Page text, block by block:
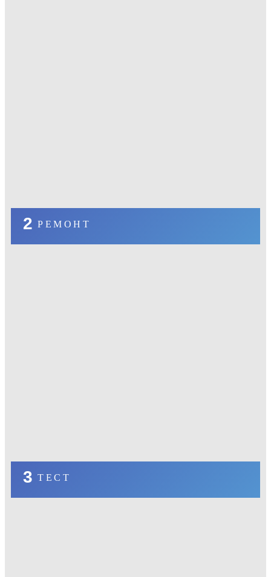
2 РЕМОНТ
3 ТЕСТ